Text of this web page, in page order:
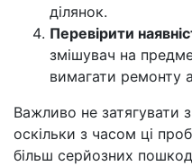
ділянок.
Перевірити
змішувач на
вимагати ремонту
Важливо не затягувати
оскільки з часом ці
більш серйозних